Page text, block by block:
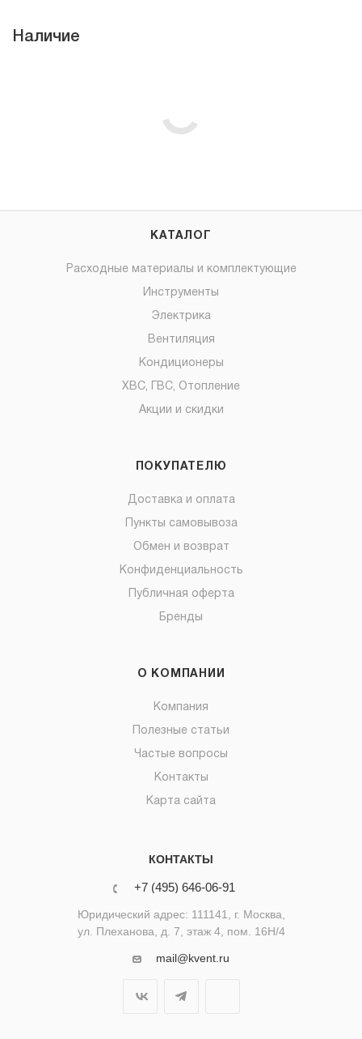
Наличие
КАТАЛОГ
Расходные материалы и комплектующие
Инструменты
Электрика
Вентиляция
Кондиционеры
ХВС, ГВС, Отопление
Акции и скидки
ПОКУПАТЕЛЮ
Доставка и оплата
Пункты самовывоза
Обмен и возврат
Конфиденциальность
Публичная оферта
Бренды
О КОМПАНИИ
Компания
Полезные статьи
Частые вопросы
Контакты
Карта сайта
КОНТАКТЫ
+7 (495) 646-06-91
Юридический адрес: 111141, г. Москва,
ул. Плеханова, д. 7, этаж 4, пом. 16Н/4
mail@kvent.ru